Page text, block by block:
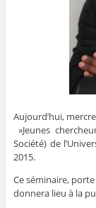
Aujourd’hui,
»Jeunes
Société) de
2015.
Ce séminaire,
donnera lieu à la